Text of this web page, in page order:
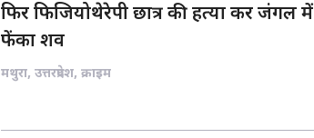
फिर फिजियोथेरेपी छात्र की हत्या कर जंगल में
फेंका शव
मथुरा, उत्तरप्रदेश, क्राइम